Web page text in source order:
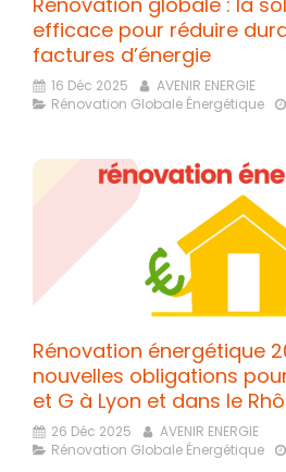
efficace pour réduire
factures d’énergie
16 Déc 2025
AVENIR ENERGIE
Rénovation Globale Énergétique
Rénovation énergétique
nouvelles obligations
et G à Lyon et dans le
26 Déc 2025
AVENIR ENERGIE
Rénovation Globale Énergétique